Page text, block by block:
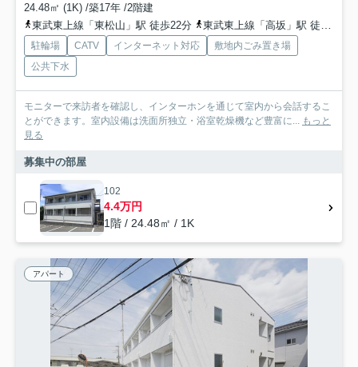
24.48㎡ (1K) /築17年 /2階建
東武東上線「東松山」駅 徒歩22分
東武東上線「高坂」駅 徒歩66分
駐輪場 CATV インターネット対応
敷地内ごみ置き場
公共下水
モニターで来訪者を確認し、インターホンを通じて室内から会話するこ
とができます。室内設備は洗面所独立・浴室乾燥機など豊富に... もっと
見る
募集中の部屋
102
4.4万円
1階 / 24.48㎡ / 1K
アパート